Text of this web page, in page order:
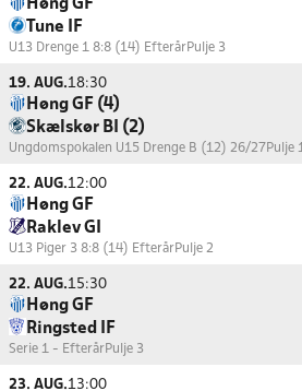
Høng GF
Tune IF
U13 Drenge 1 8:8 (14) EfterårPulje 3
19. AUG.18:30
Høng GF (4)
Skælskør BI (2)
Ungdomspokalen U15 Drenge B (12) 26/27 Pulje 1
22. AUG.12:00
Høng GF
Raklev GI
U13 Piger 3 8:8 (14) EfterårPulje 2
22. AUG.15:30
Høng GF
Ringsted IF
Serie 1 - EfterårPulje 3
23. AUG.13:00